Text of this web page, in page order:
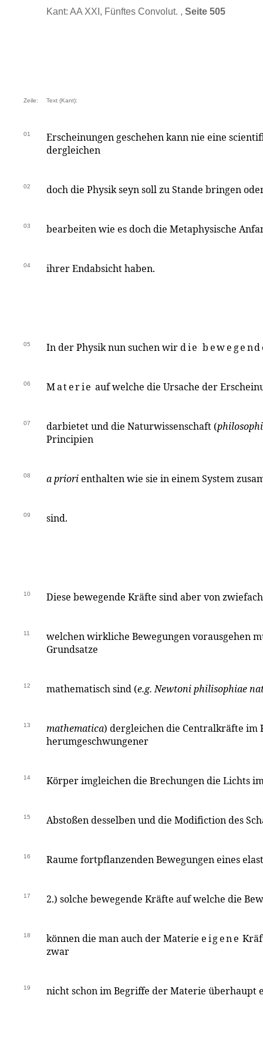
Kant: AA XXI, Fünftes Convolut. , Seite 505
Zeile: Text (Kant):
01
Erscheinungen geschehen kann nie eine
dergleichen
02 doch die Physik seyn soll zu Stande bringen
03 bearbeiten wie es doch die Metaphysische
04 ihrer Endabsicht haben.
05 In der Physik nun suchen wirdie
06 Materie auf welche die Ursache der
07 darbietet und die Naturwissenschaft (
Principien
08 a priorienthalten wie sie in einem System
09 sind.
10 Diese bewegende Kräfte sind aber von
11
welchen wirkliche Bewegungen vorausgehen
Grundsatze
12 mathematisch sind (e.g.Newtoniphilisophiae
13 mathematica) dergleichen die Centralkräfte im
herumgeschwungener
14 Körper imgleichen die Brechungen die Lichts
15 Abstoßen desselben und die Modifiction des
16 Raume fortpflanzenden Bewegungen eines
17 2.) solche bewegende Kräfte auf welche die
18 können die man auch der Materie eigene
zwar
19 nicht schon im Begriffe der Materie überhaupt